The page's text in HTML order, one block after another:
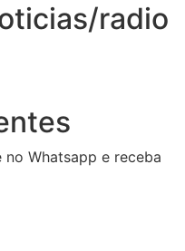
radio
no Whatsapp e receba